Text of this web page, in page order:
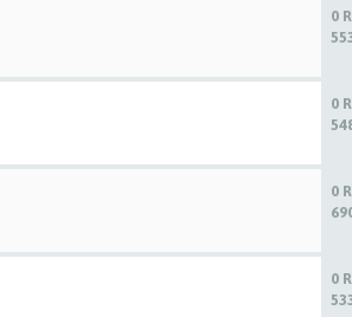
0
0
0
0